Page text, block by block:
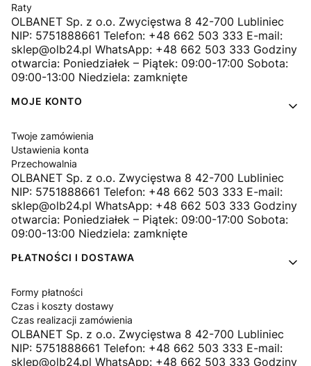
Raty
OLBANET Sp. z o.o. Zwycięstwa 8 42-700 Lubliniec
NIP: 5751888661 Telefon: +48 662 503 333 E-mail:
sklep@olb24.pl WhatsApp: +48 662 503 333 Godziny
otwarcia: Poniedziałek – Piątek: 09:00-17:00 Sobota:
09:00-13:00 Niedziela: zamknięte
MOJE KONTO
Twoje zamówienia
Ustawienia konta
Przechowalnia
OLBANET Sp. z o.o. Zwycięstwa 8 42-700 Lubliniec
NIP: 5751888661 Telefon: +48 662 503 333 E-mail:
sklep@olb24.pl WhatsApp: +48 662 503 333 Godziny
otwarcia: Poniedziałek – Piątek: 09:00-17:00 Sobota:
09:00-13:00 Niedziela: zamknięte
PŁATNOŚCI I DOSTAWA
Formy płatności
Czas i koszty dostawy
Czas realizacji zamówienia
OLBANET Sp. z o.o. Zwycięstwa 8 42-700 Lubliniec
NIP: 5751888661 Telefon: +48 662 503 333 E-mail:
sklep@olb24.pl WhatsApp: +48 662 503 333 Godziny